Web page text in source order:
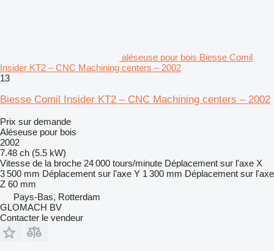
aléseuse pour bois Biesse Comil
Insider KT2 – CNC Machining centers – 2002
13
Biesse Comil Insider KT2 – CNC Machining centers – 2002
Prix sur demande
Aléseuse pour bois
2002
7.48 ch (5.5 kW)
Vitesse de la broche 24 000 tours/minute Déplacement sur l'axe X
3 500 mm Déplacement sur l'axe Y 1 300 mm Déplacement sur l'axe
Z 60 mm
Pays-Bas, Rotterdam
GLOMACH BV
Contacter le vendeur